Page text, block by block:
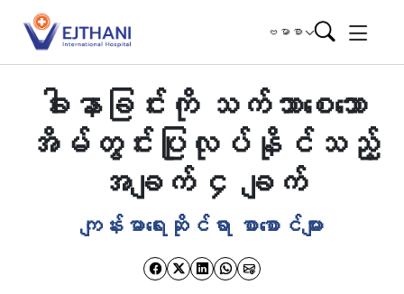
Skip to content
ဗမာစာ
ခါးနာခြင်းကို သက်သာစေသော
အိမ်တွင်းပြုလုပ်နိုင်သည့်
အချက် ၄ ချက်
ကျန်းမာရေးဆိုင်ရာ စာစောင်များ